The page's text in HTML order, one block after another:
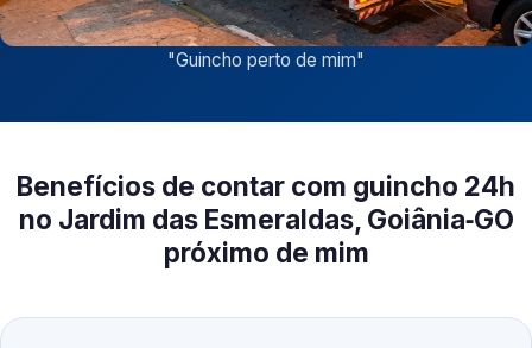
"Guincho perto de mim"
Benefícios de contar com guincho 24h
no Jardim das Esmeraldas, Goiânia‑GO
próximo de mim